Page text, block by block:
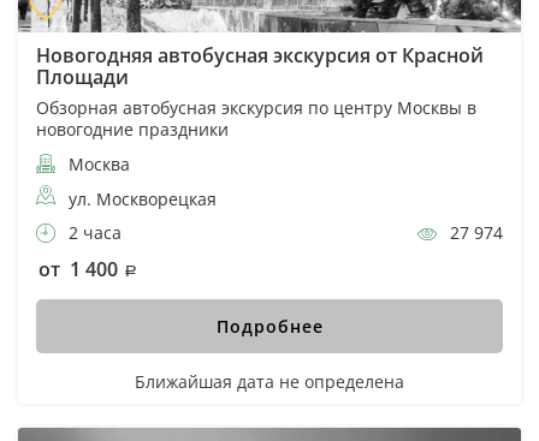
Новогодняя автобусная экскурсия от Красной
Площади
Обзорная автобусная экскурсия по центру Москвы в
новогодние праздники
Москва
ул. Москворецкая
2 часа
27 974
от 1 400
Подробнее
Ближайшая дата не определена